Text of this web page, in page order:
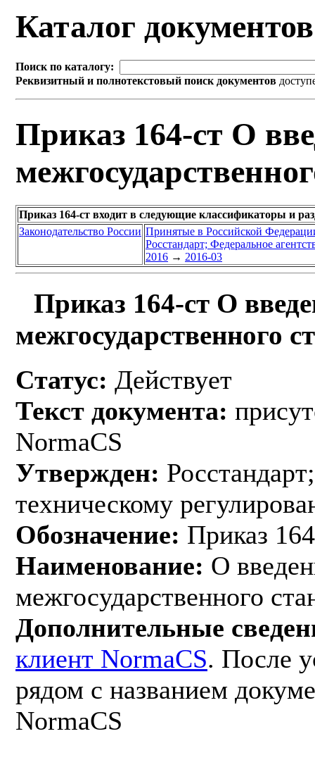
Каталог
Поиск по каталогу:
Реквизитный и полнотекстовый поиск документов
Приказ 164-ст О
Приказ 164-ст входит в следующие классификаторы и
Законодательство России Принятые в Российской
Росстандарт; Федеральное
2016 → 2016-03
Приказ 164-ст О
межгосударственного
Статус: Действует
Текст документа:
NormaCS
Утвержден:
техническому
Обозначение: Приказ
Наименование: О
межгосударственного
Дополнительные
клиент NormaCS. После
рядом с названием
NormaCS